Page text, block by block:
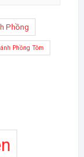
Phồng
Phồng Tôm